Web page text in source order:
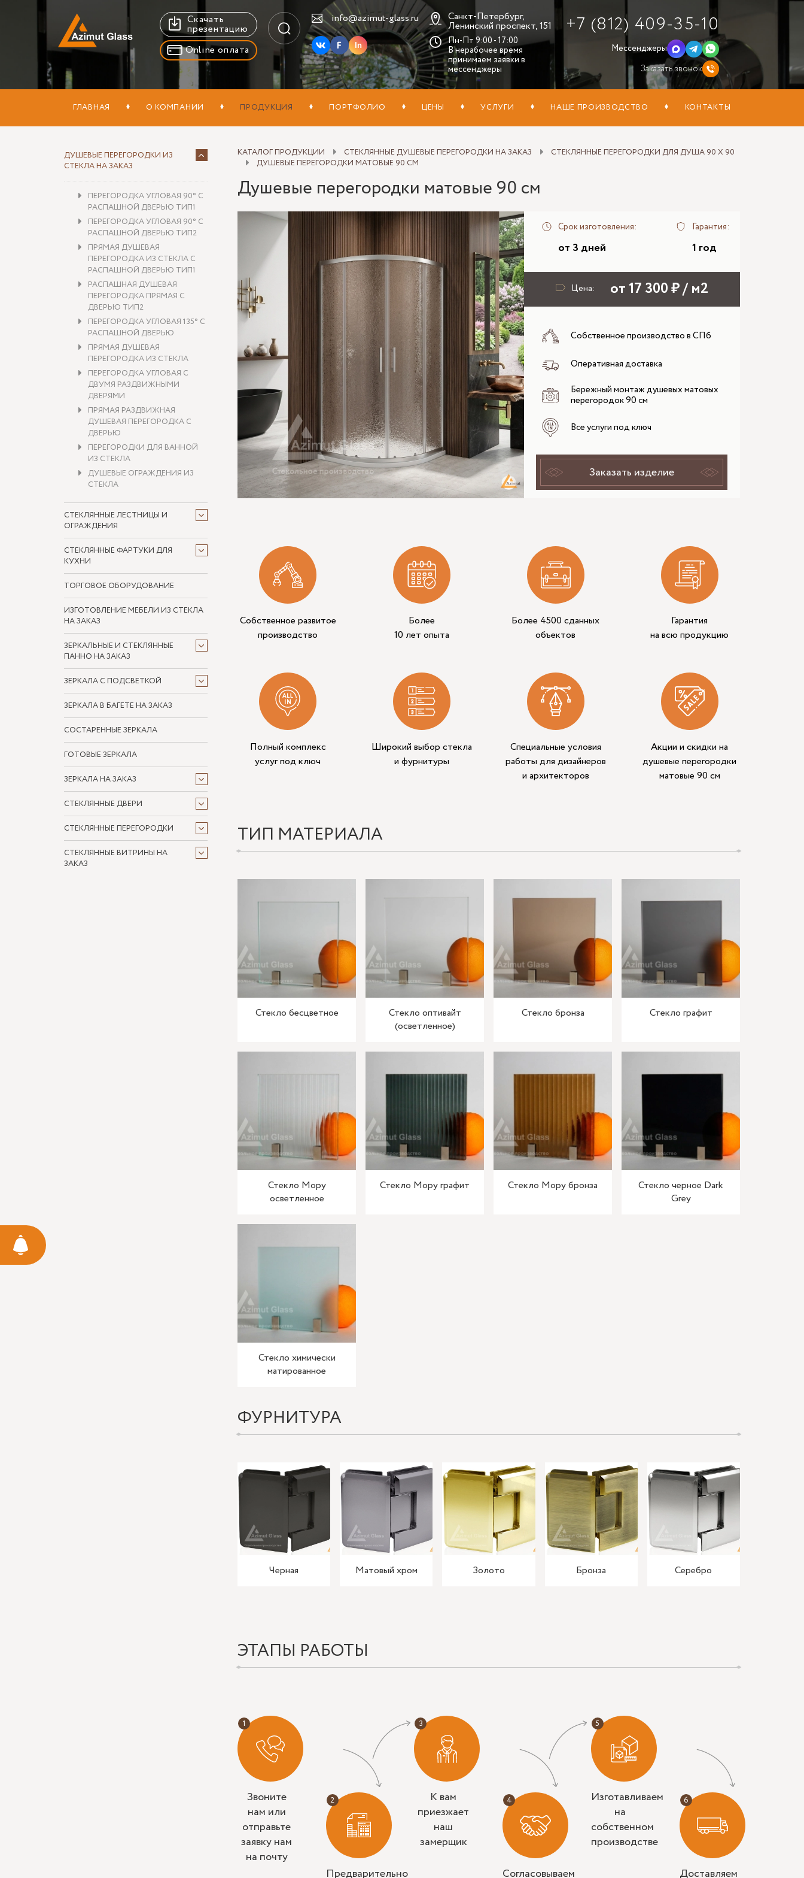
Скачать
презентацию
Online оплата
info@azimut-glass.ru
In
Санкт-Петербург,
Ленинский проспект, 151
Пн-Пт 9:00 - 17:00
В нерабочее время
принимаем заявки в
мессенджеры
+7 (812) 409-35-10
Мессенджеры
Заказать звонок
ГЛАВНАЯ О КОМПАНИИ ПРОДУКЦИЯ ПОРТФОЛИО ЦЕНЫ УСЛУГИ НАШЕ ПРОИЗВОДСТВО КОНТАКТЫ
ДУШЕВЫЕ ПЕРЕГОРОДКИ ИЗ
СТЕКЛА НА ЗАКАЗ
ПЕРЕГОРОДКА УГЛОВАЯ 90° С
РАСПАШНОЙ ДВЕРЬЮ ТИП1
ПЕРЕГОРОДКА УГЛОВАЯ 90° С
РАСПАШНОЙ ДВЕРЬЮ ТИП2
ПРЯМАЯ ДУШЕВАЯ
ПЕРЕГОРОДКА ИЗ СТЕКЛА С
РАСПАШНОЙ ДВЕРЬЮ ТИП1
РАСПАШНАЯ ДУШЕВАЯ
ПЕРЕГОРОДКА ПРЯМАЯ С
ДВЕРЬЮ ТИП2
ПЕРЕГОРОДКА УГЛОВАЯ 135° С
РАСПАШНОЙ ДВЕРЬЮ
ПРЯМАЯ ДУШЕВАЯ
ПЕРЕГОРОДКА ИЗ СТЕКЛА
ПЕРЕГОРОДКА УГЛОВАЯ С
ДВУМЯ РАЗДВИЖНЫМИ
ДВЕРЯМИ
ПРЯМАЯ РАЗДВИЖНАЯ
ДУШЕВАЯ ПЕРЕГОРОДКА С
ДВЕРЬЮ
ПЕРЕГОРОДКИ ДЛЯ ВАННОЙ
ИЗ СТЕКЛА
ДУШЕВЫЕ ОГРАЖДЕНИЯ ИЗ
СТЕКЛА
СТЕКЛЯННЫЕ ЛЕСТНИЦЫ И
ОГРАЖДЕНИЯ
СТЕКЛЯННЫЕ ФАРТУКИ ДЛЯ
КУХНИ
ТОРГОВОЕ ОБОРУДОВАНИЕ
ИЗГОТОВЛЕНИЕ МЕБЕЛИ ИЗ СТЕКЛА
НА ЗАКАЗ
ЗЕРКАЛЬНЫЕ И СТЕКЛЯННЫЕ
ПАННО НА ЗАКАЗ
ЗЕРКАЛА С ПОДСВЕТКОЙ
ЗЕРКАЛА В БАГЕТЕ НА ЗАКАЗ
СОСТАРЕННЫЕ ЗЕРКАЛА
ГОТОВЫЕ ЗЕРКАЛА
ЗЕРКАЛА НА ЗАКАЗ
СТЕКЛЯННЫЕ ДВЕРИ
СТЕКЛЯННЫЕ ПЕРЕГОРОДКИ
СТЕКЛЯННЫЕ ВИТРИНЫ НА
ЗАКАЗ
КАТАЛОГ ПРОДУКЦИИ СТЕКЛЯННЫЕ ДУШЕВЫЕ ПЕРЕГОРОДКИ НА ЗАКАЗ
СТЕКЛЯННЫЕ ПЕРЕГОРОДКИ ДЛЯ ДУША 90 X 90
ДУШЕВЫЕ ПЕРЕГОРОДКИ МАТОВЫЕ 90 СМ
Душевые перегородки матовые 90 см
Срок изготовления:
от 3 дней
Гарантия:
1 год
Цена: от 17 300 ₽ / м2
Собственное производство в СПб
Оперативная доставка
Бережный монтаж душевых матовых
перегородок 90 см
Все услуги под ключ
Заказать изделие
Собственное развитое
производство
Более
10 лет опыта
Более 4500 сданных
объектов
Гарантия
на всю продукцию
Полный комплекс
услуг под ключ
Широкий выбор стекла
и фурнитуры
Специальные условия
работы для дизайнеров
и архитекторов
Акции и скидки на
душевые перегородки
матовые 90 см
ТИП МАТЕРИАЛА
Стекло бесцветное
Стекло оптивайт
(осветленное)
Стекло бронза Стекло графит
Стекло Мору
осветленное
Стекло Мору графит Стекло Мору бронза
Стекло черное Dark
Grey
Стекло химически
матированное
ФУРНИТУРА
Черная Матовый хром Золото Бронза Серебро
ЭТАПЫ РАБОТЫ
Звоните
нам или
отправьте
заявку нам
на почту
Предварительно
К вам
приезжает
наш
замерщик
Согласовываем
Изготавливаем
на
собственном
производстве
Доставляем